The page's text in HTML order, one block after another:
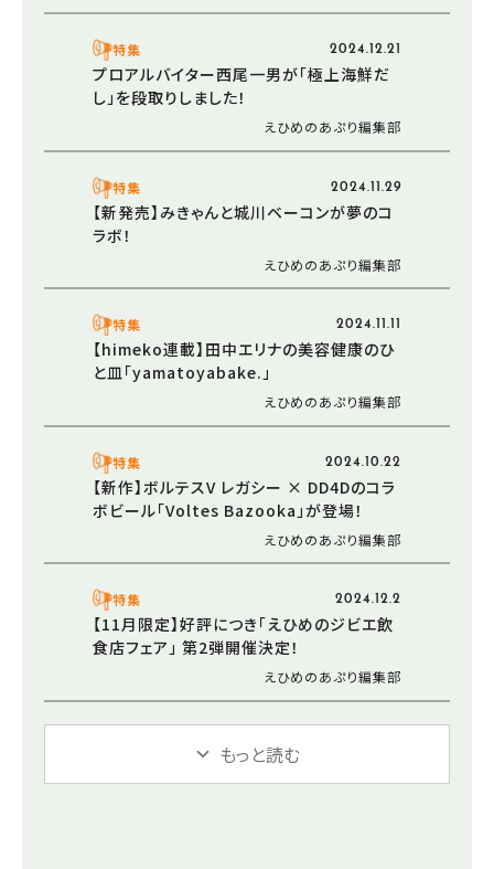
特集 2024.12.21
プロアルバイター西尾一男が「極上海鮮だ
し」を段取りしました！
えひめのあぷり編集部
特集 2024.11.29
【新発売】みきゃんと城川ベーコンが夢のコ
ラボ！
えひめのあぷり編集部
特集 2024.11.11
【himeko連載】田中エリナの美容健康のひ
と皿「yamatoyabake.」
えひめのあぷり編集部
特集 2024.10.22
【新作】ボルテスV レガシー × DD4Dのコラ
ボビール「Voltes Bazooka」が登場！
えひめのあぷり編集部
特集 2024.12.2
【11月限定】好評につき「えひめのジビエ飲
食店フェア」 第2弾開催決定！
えひめのあぷり編集部
もっと読む